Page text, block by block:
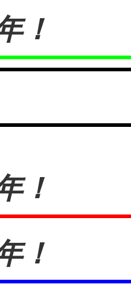
！
！
！